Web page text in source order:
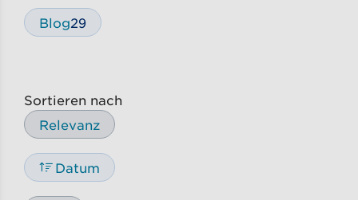
Blog29
Sortieren nach
Relevanz
Datum